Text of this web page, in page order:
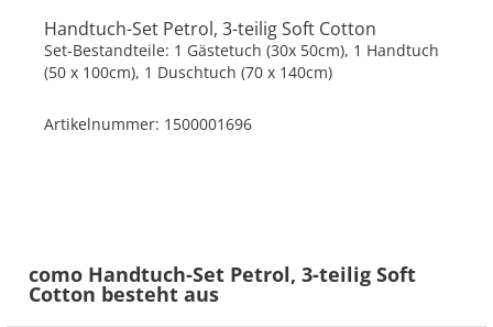
Handtuch-Set Petrol, 3-teiligSoft Cotton
Set-Bestandteile: 1 Gästetuch (30x 50cm), 1 Handtuch
(50 x 100cm), 1 Duschtuch (70 x 140cm)
Artikelnummer: 1500001696
como Handtuch-Set Petrol, 3-teilig Soft
Cotton besteht aus